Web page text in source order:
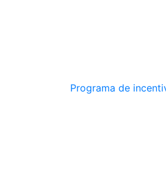
Programa de